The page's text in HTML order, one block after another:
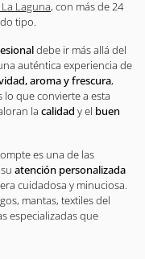
Laguna, con más de 24
tipo.
debe ir más allá del
auténtica experiencia de
aroma y frescura,
lo que convierte a esta
la calidad y el buen
es una de las
atención personalizada
cuidadosa y minuciosa.
mantas, textiles del
especializadas que